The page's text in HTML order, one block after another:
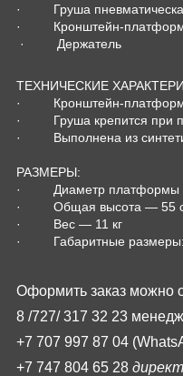
· Груша
· Кронштейн-
· Держатель
ТЕХНИЧЕСКИЕ
· Кронштейн-платформа
· Груша крепится при
· Выполнена из
РАЗМЕРЫ:
· Диаметр платформы
· Общая высота ― 55
· Вес ― 11 кг
· Габаритные размеры:
Оформить заказ можно
8 /727/ 317 32 23
+7 707 997 87 04 (
+7 747 804 65 28